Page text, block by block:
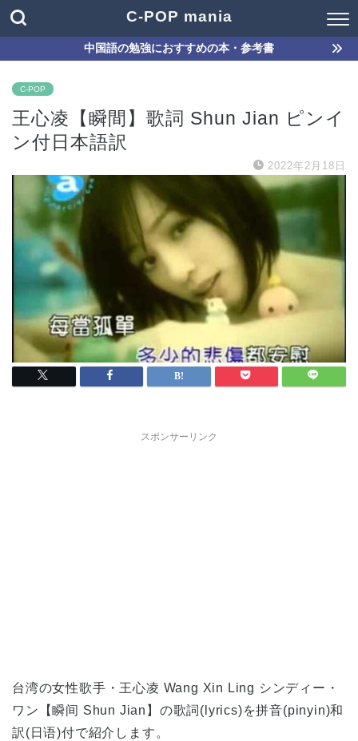
C-POP mania
中国語の勉強におすすめの本・参考書
C-POP
王心凌【瞬間】歌詞 Shun Jian ピンイ
ン付日本語訳
2022年2月18日
スポンサーリンク
台湾の女性歌手・王心凌 Wang Xin Ling シンディー・
ワン【瞬间 Shun Jian】の歌詞(lyrics)を拼音(pinyin)和
訳(日语)付で紹介します。